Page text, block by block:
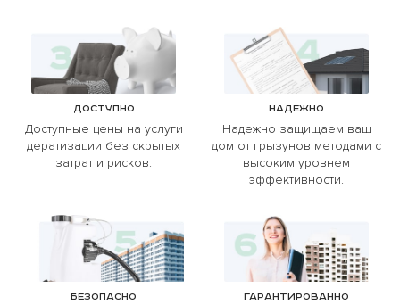
Доступно
Доступные цены на услуги
дератизации без скрытых
затрат и рисков.
Надежно
Надежно защищаем ваш
дом от грызунов методами с
высоким уровнем
эффективности.
Безопасно Гарантированно